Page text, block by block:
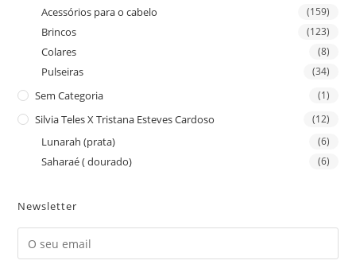
Acessórios para o cabelo (159)
Brincos (123)
Colares (8)
Pulseiras (34)
Sem Categoria (1)
Silvia Teles X Tristana Esteves Cardoso (12)
Lunarah (prata) (6)
Saharaé ( dourado) (6)
Newsletter